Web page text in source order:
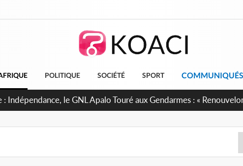
POLITIQUE SOCIÉTÉ SPORT COMMUNIQUÉS
: Un projet de réforme constitutionnelle en gestation, points clés